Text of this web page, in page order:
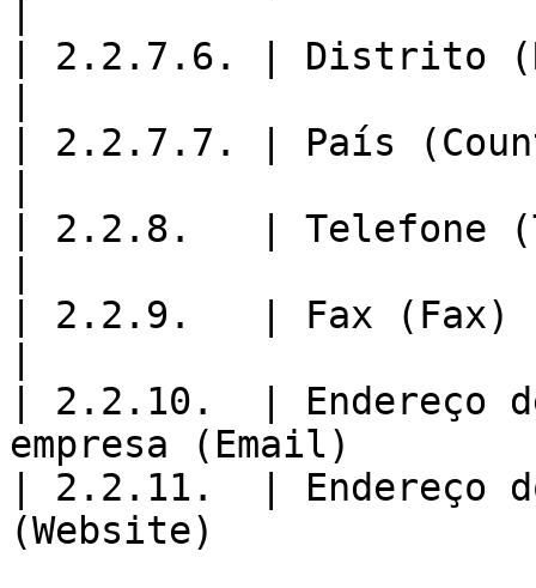
| 2.2.7.6. | Distrito
| 2.2.7.7. | País
| 2.2.8.   | Telefone
| 2.2.9.   | Fax (Fax)
| 2.2.10.  | Endereço
empresa (Email)
| 2.2.11.  | Endereço
(Website)